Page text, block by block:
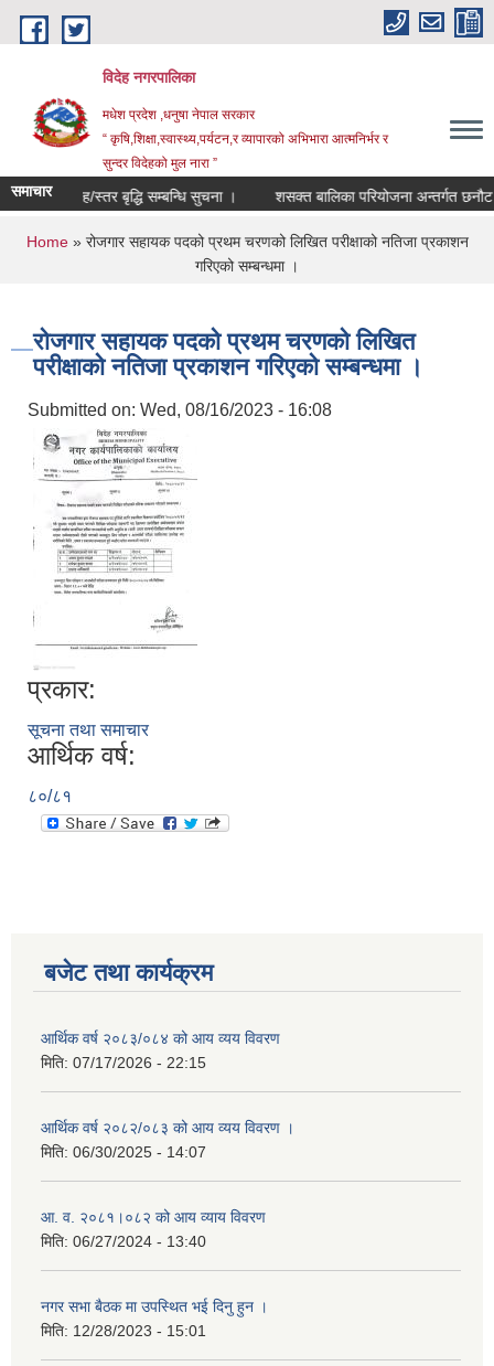
Skip to main content
विदेह नगरपालिका
मधेश प्रदेश ,धनुषा नेपाल सरकार
“ कृषि,शिक्षा,स्वास्थ्य,पर्यटन,र व्यापारको अभिभारा आत्मनिर्भर र
सुन्दर विदेहको मुल नारा ”
समाचार तह/स्तर बृद्धि सम्बन्धि सुचना । शसक्त बालिका परियोजना अन्तर्गत
You are here
Home» रोजगार सहायक पदको प्रथम चरणको लिखित परीक्षाको नतिजा प्रकाशन
गरिएको सम्बन्धमा ।
रोजगार सहायक पदको प्रथम चरणको लिखित
परीक्षाको नतिजा प्रकाशन गरिएको सम्बन्धमा ।
Submitted on: Wed, 08/16/2023 - 16:08
प्रकार:
सूचना तथा समाचार
आर्थिक वर्ष:
८०/८१
बजेट तथा कार्यक्रम
आर्थिक वर्ष २०८३/०८४ को आय व्यय विवरण
मिति: 07/17/2026 - 22:15
आर्थिक वर्ष २०८२/०८३ को आय व्यय विवरण ।
मिति: 06/30/2025 - 14:07
आ. व. २०८१।०८२ को आय व्याय विवरण
मिति: 06/27/2024 - 13:40
नगर सभा बैठक मा उपस्थित भई दिनु हुन ।
मिति: 12/28/2023 - 15:01